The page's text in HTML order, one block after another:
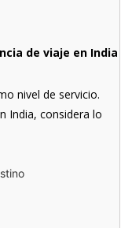
de viaje en India
nivel de servicio.
India, considera lo